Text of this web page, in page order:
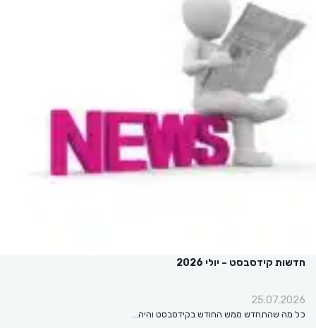
חדשות קידסבסט – יולי 2026
25.07.2026
כל מה שהתחדש ממש החודש בקידסבסט והיה…